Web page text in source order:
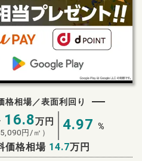
格相場／表面利回り
16.8万円
5,090 円/㎡） 4.97 %
価格相場 14.7万円
スタート！